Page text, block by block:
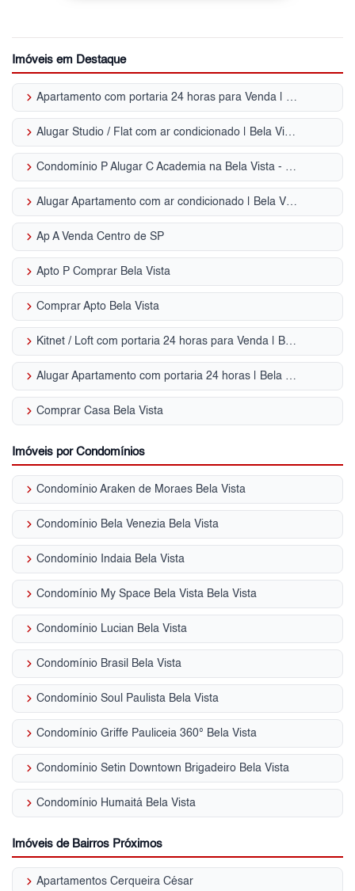
Imóveis em Destaque
keyboard_arrow_right Apartamento com portaria 24 horas para Venda | Bela Vista
keyboard_arrow_right Alugar Studio / Flat com ar condicionado | Bela Vista
keyboard_arrow_right Condomínio P Alugar C Academia na Bela Vista - SP
keyboard_arrow_right Alugar Apartamento com ar condicionado | Bela Vista
keyboard_arrow_right Ap A Venda Centro de SP
keyboard_arrow_right Apto P Comprar Bela Vista
keyboard_arrow_right Comprar Apto Bela Vista
keyboard_arrow_right Kitnet / Loft com portaria 24 horas para Venda | Bela Vista
keyboard_arrow_right Alugar Apartamento com portaria 24 horas | Bela Vista
keyboard_arrow_right Comprar Casa Bela Vista
Imóveis por Condomínios
keyboard_arrow_right Condomínio Araken de Moraes Bela Vista
keyboard_arrow_right Condomínio Bela Venezia Bela Vista
keyboard_arrow_right Condomínio Indaia Bela Vista
keyboard_arrow_right Condomínio My Space Bela Vista Bela Vista
keyboard_arrow_right Condomínio Lucian Bela Vista
keyboard_arrow_right Condomínio Brasil Bela Vista
keyboard_arrow_right Condomínio Soul Paulista Bela Vista
keyboard_arrow_right Condomínio Griffe Pauliceia 360° Bela Vista
keyboard_arrow_right Condomínio Setin Downtown Brigadeiro Bela Vista
keyboard_arrow_right Condomínio Humaitá Bela Vista
Imóveis de Bairros Próximos
keyboard_arrow_right Apartamentos Cerqueira César